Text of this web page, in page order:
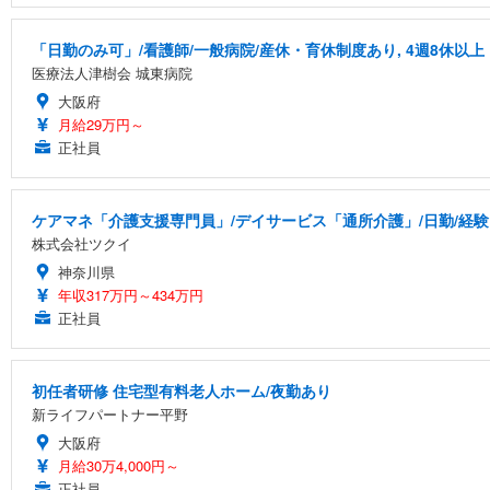
「日勤のみ可」/看護師/一般病院/産休・育休制度あり, 4週8休以上
医療法人津樹会 城東病院
大阪府
月給29万円～
正社員
ケアマネ「介護支援専門員」/デイサービス「通所介護」/日勤/経
株式会社ツクイ
神奈川県
年収317万円～434万円
正社員
初任者研修 住宅型有料老人ホーム/夜勤あり
新ライフパートナー平野
大阪府
月給30万4,000円～